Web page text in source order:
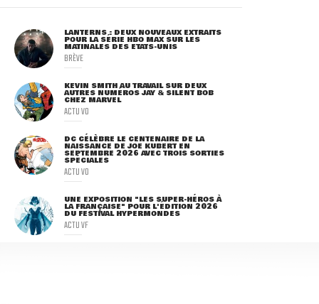
LANTERNS : DEUX NOUVEAUX EXTRAITS
POUR LA SÉRIE HBO MAX SUR LES
MATINALES DES ETATS-UNIS
BRÈVE
KEVIN SMITH AU TRAVAIL SUR DEUX
AUTRES NUMÉROS JAY & SILENT BOB
CHEZ MARVEL
ACTU VO
DC CÉLÈBRE LE CENTENAIRE DE LA
NAISSANCE DE JOE KUBERT EN
SEPTEMBRE 2026 AVEC TROIS SORTIES
SPÉCIALES
ACTU VO
UNE EXPOSITION "LES SUPER-HÉROS À
LA FRANÇAISE" POUR L'ÉDITION 2026
DU FESTIVAL HYPERMONDES
ACTU VF